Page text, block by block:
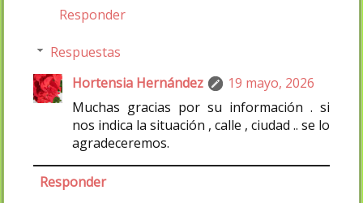
Responder
Respuestas
Hortensia Hernández
19 mayo, 2026
Muchas gracias por su información . si
nos indica la situación , calle , ciudad .. se lo
agradeceremos.
Responder